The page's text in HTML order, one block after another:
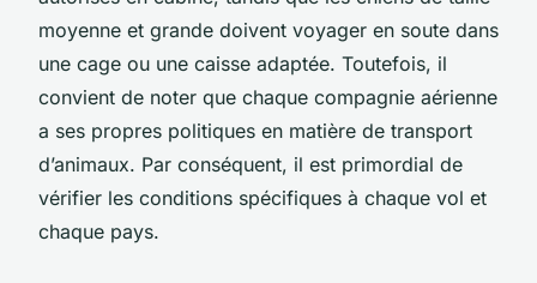
moyenne et grande doivent voyager en soute dans
une cage ou une caisse adaptée. Toutefois, il
convient de noter que chaque compagnie aérienne
a ses propres politiques en matière de transport
d’animaux. Par conséquent, il est primordial de
vérifier les conditions spécifiques à chaque vol et
chaque pays.